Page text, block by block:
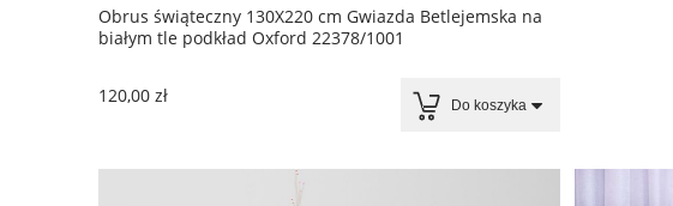
Obrus świąteczny 130X220 cm Gwiazda Betlejemska na
białym tle podkład Oxford 22378/1001
120,00 zł Do koszyka